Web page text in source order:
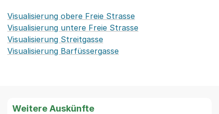
Visualisierung obere Freie Strasse
Visualisierung untere Freie Strasse
Visualisierung Streitgasse
Visualisierung Barfüssergasse
Weitere Auskünfte